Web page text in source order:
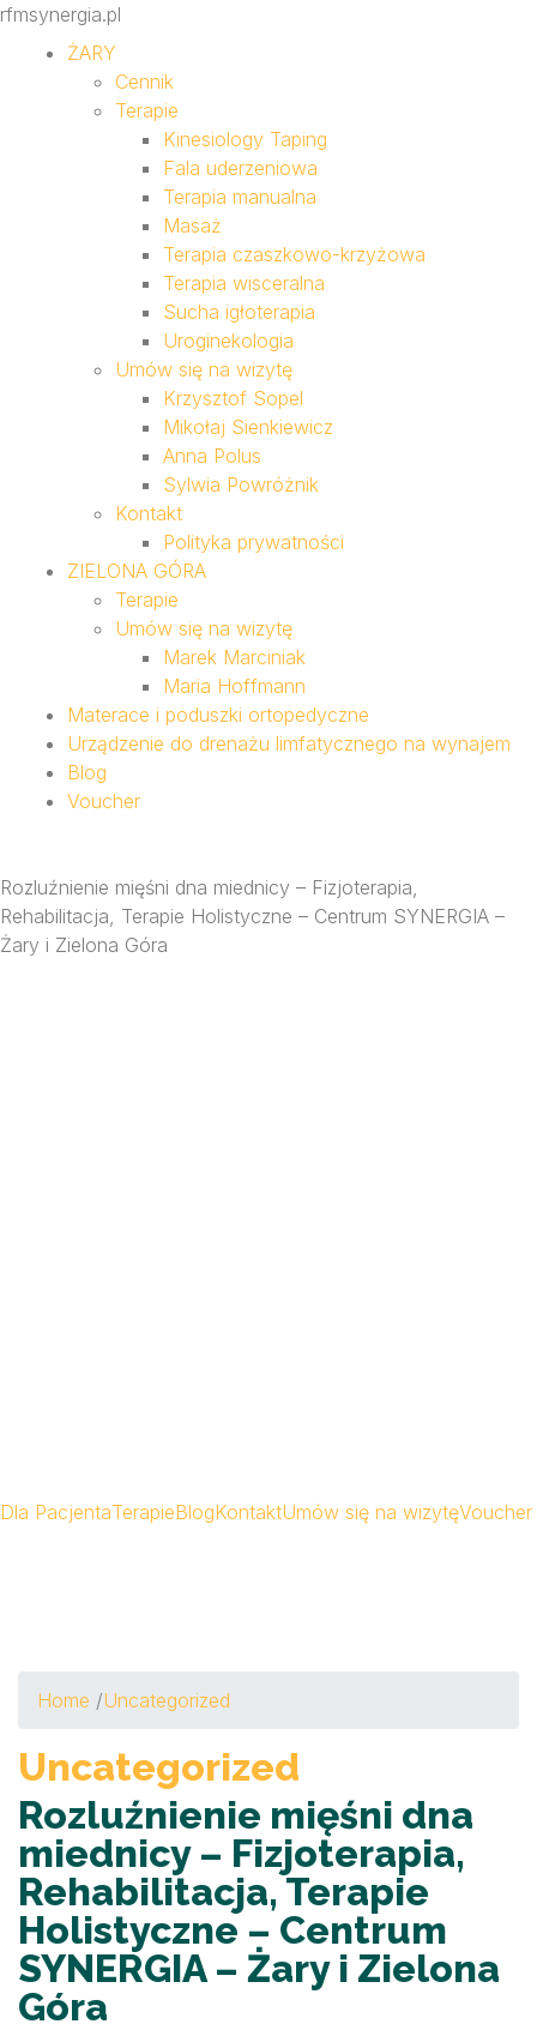
rfmsynergia.pl
ŻARY
Cennik
Terapie
Kinesiology Taping
Fala uderzeniowa
Terapia manualna
Masaż
Terapia czaszkowo-krzyżowa
Terapia wisceralna
Sucha igłoterapia
Uroginekologia
Umów się na wizytę
Krzysztof Sopel
Mikołaj Sienkiewicz
Anna Polus
Sylwia Powróżnik
Kontakt
Polityka prywatności
ZIELONA GÓRA
Terapie
Umów się na wizytę
Marek Marciniak
Maria Hoffmann
Materace i poduszki ortopedyczne
Urządzenie do drenażu limfatycznego na wynajem
Blog
Voucher
Rozluźnienie mięśni dna miednicy – Fizjoterapia,
Rehabilitacja, Terapie Holistyczne – Centrum SYNERGIA –
Żary i Zielona Góra
Dla PacjentaTerapieBlogKontaktUmów się na wizytęVoucher
Home /Uncategorized
Uncategorized
Rozluźnienie mięśni dna
miednicy – Fizjoterapia,
Rehabilitacja, Terapie
Holistyczne – Centrum
SYNERGIA – Żary i Zielona
Góra